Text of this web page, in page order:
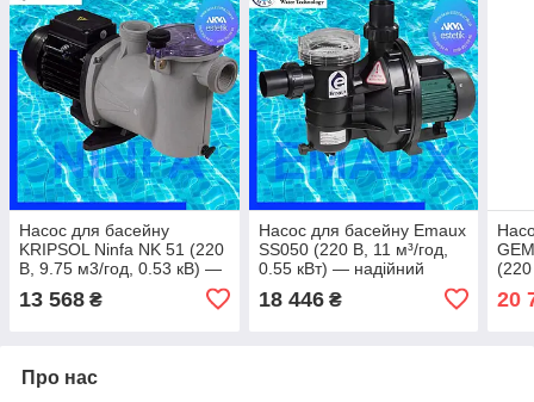
Насос для басейну
KRIPSOL Ninfa NK 51 (220
В, 9.75 м3/год, 0.53 кВ) —
універсальний насос для
стабільної фільтрації до
13 568 ₴
Насос для басейну Emaux
SS050 (220 В, 11 м³/год,
0.55 кВт) — надійний
басейнів до 40–45 м³
18 446₴ 20
Про нас